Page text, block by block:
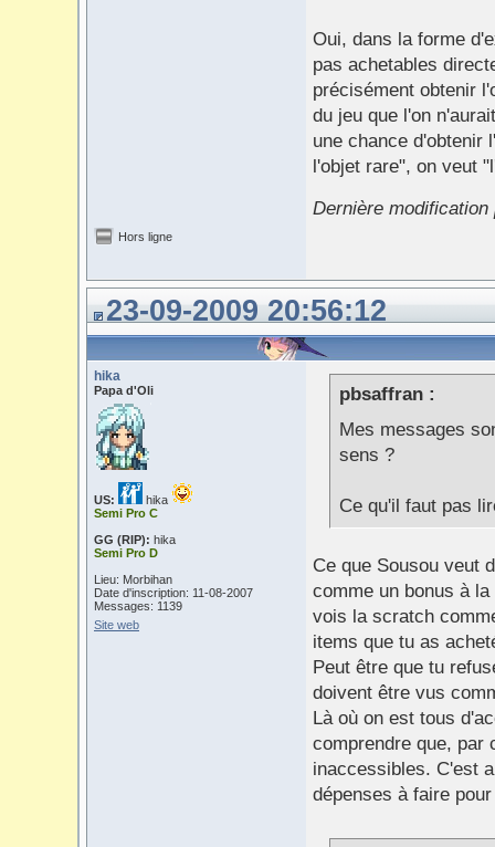
Oui, dans la forme
pas achetables
précisément obtenir
du jeu que l'on
une chance d'obtenir
l'objet rare", on veut
Dernière
Hors ligne
23-09-2009 20:56:12
hika
Papa d'Oli
US:
hika
Semi Pro C
GG (RIP): hika
Semi Pro D
Lieu: Morbihan
Date d'inscription: 11-08-2007
Messages: 1139
Site web
pbsaffran :
Mes messages
sens ?
Ce qu'il faut pas
Ce que Sousou veut
comme un bonus à
vois la scratch
items que tu as
Peut être que tu
doivent être vus
Là où on est tous
comprendre que, par
inaccessibles. C'est
dépenses à faire